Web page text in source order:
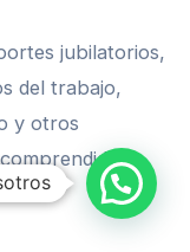
jubilatorios,
del trabajo,
y otros